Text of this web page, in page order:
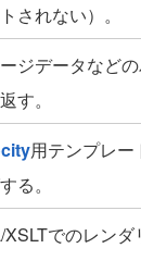
されない）。
ジデータなど
す。
用テンプレー
る。
XSLTでのレン